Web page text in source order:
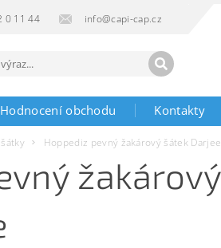
0 11 44 info@capi-cap.cz
Hodnocení obchodu Kontakty
Hoppediz pevný žakárový šátek